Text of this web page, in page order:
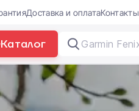
Доставка и оплатаКонтакты
Каталог Garm|